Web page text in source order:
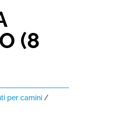
(8
per camini